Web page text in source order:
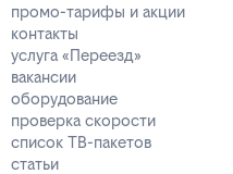
промо-тарифы и акции
контакты
услуга «Переезд»
вакансии
оборудование
проверка скорости
список ТВ-пакетов
статьи